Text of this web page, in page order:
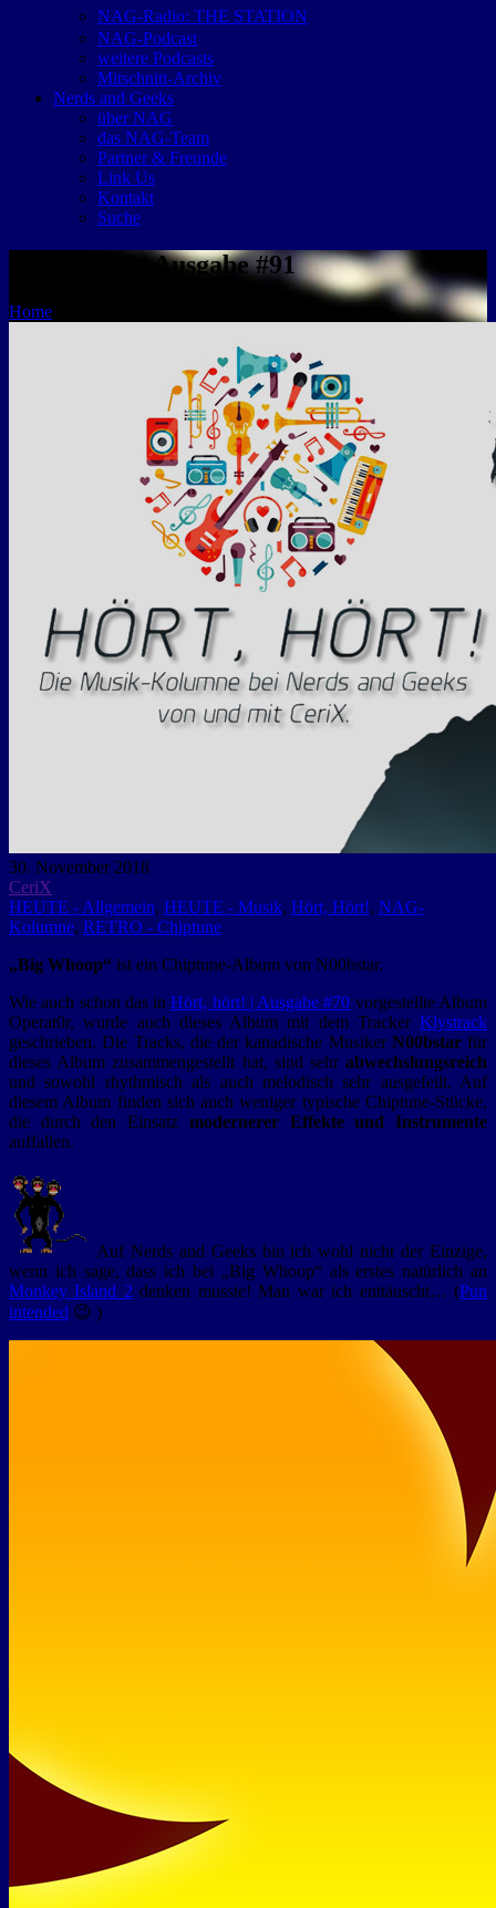
NAG-Radio: THE STATION
NAG-Podcast
weitere Podcasts
Mitschnitt-Archiv
Nerds and Geeks
über NAG
das NAG-Team
Partner & Freunde
Link Us
Kontakt
Suche
Hört, hört! | Ausgabe #91
Home
30. November 2018
CeriX
HEUTE - Allgemein, HEUTE - Musik, Hört, Hört!, NAG-
Kolumne, RETRO - Chiptune
„Big Whoop“ ist ein Chiptune-Album von N00bstar.
Wie auch schon das inHört, hört! | Ausgabe #70 vorgestellte Album
Operat0r, wurde auch dieses Album mit dem Tracker Klystrack
geschrieben. Die Tracks, die der kanadische Musiker N00bstarfür
dieses Album zusammengestellt hat, sind sehr abwechslungsreich
und sowohl rhythmisch als auch melodisch sehr ausgefeilt. Auf
diesem Album finden sich auch weniger typische Chiptune-Stücke,
die durch den Einsatz modernerer Effekte und Instrumente
auffallen.
Auf Nerds and Geeks bin ich wohl nicht der Einzige,
wenn ich sage, dass ich bei „Big Whoop“ als erstes natürlich an
Monkey Island 2 denken musste! Man war ich enttäuscht… (Pun
intended 😉 )